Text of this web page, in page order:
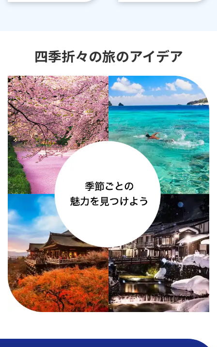
四季折々の旅のアイデア